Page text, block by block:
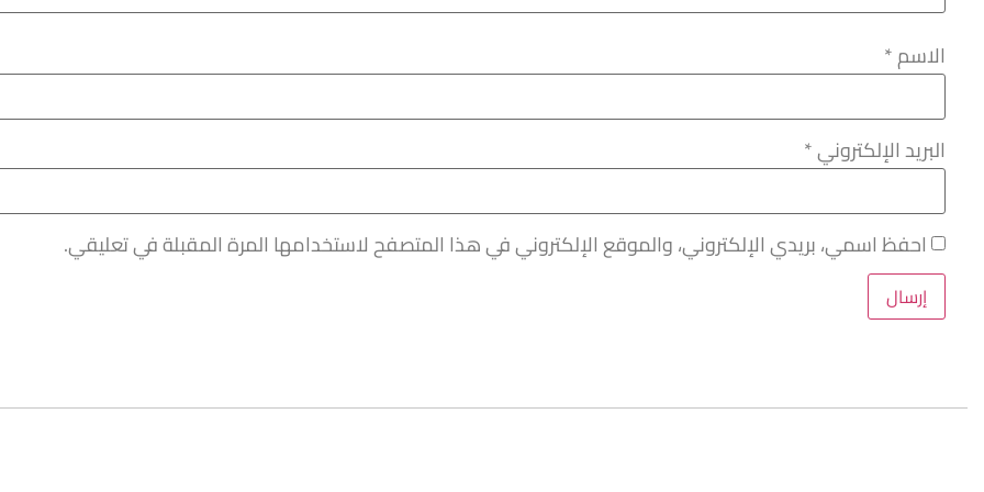
الاسم*
البريد الإلكتروني*
احفظ اسمي، بريدي الإلكتروني، والموقع الإلكتروني في هذا المتصفح لاستخدامها المرة المقبلة في تعليقي.